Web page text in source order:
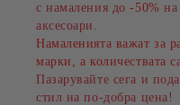
с намаления до -50% на
аксесоари.
Намаленията важат за
марки, а количествата
Пазарувайте сега и
стил на по-добра цена!